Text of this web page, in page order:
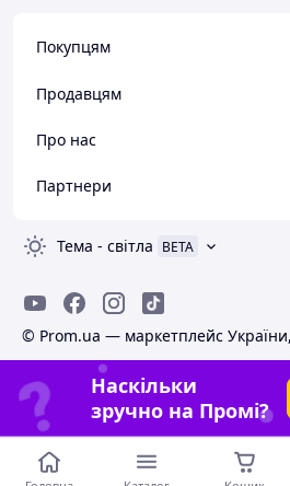
Покупцям
Продавцям
Про нас
Партнери
Тема - світла BETA
© Prom.ua — маркетплейс
Наскільки
зручно на Промі?